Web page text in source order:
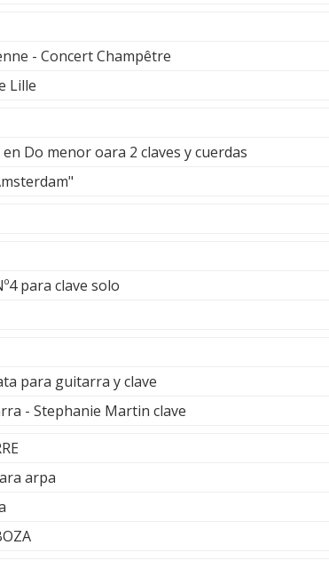
- Concert Champêtre
Lille
Do menor oara 2 claves y cuerdas
para clave solo
para guitarra y clave
- Stephanie Martin clave
arpa